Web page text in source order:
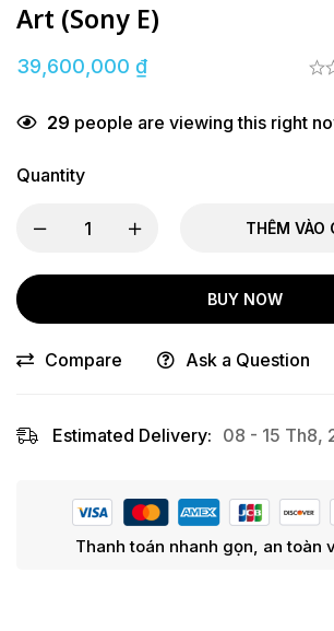
Art (Sony E)
39,600,000 ₫
29 people are viewing this right
Quantity
THÊM VÀO
BUY NOW
Compare Ask a Question
Estimated Delivery: 08 - 15 Th8,
Thanh toán nhanh gọn, an toàn